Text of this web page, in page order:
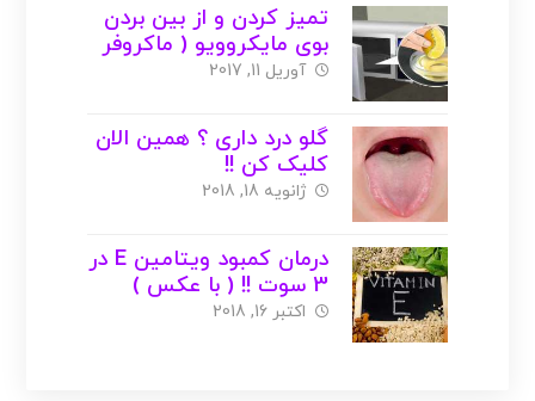
تمیز کردن و از بین بردن
بوی مایکروویو ( ماکروفر
یا مایکروفر ) + عکس
آوریل 11, 2017
گلو درد داری ؟ همین الان
کلیک کن !!
ژانویه 18, 2018
درمان کمبود ویتامین E در
3 سوت !! ( با عکس )
اکتبر 16, 2018